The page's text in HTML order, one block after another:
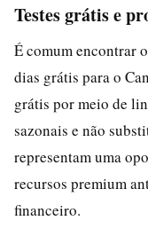
Testes grátis e
É comum encontrar
dias grátis para o
grátis por meio de
sazonais e não
representam uma
recursos premium
financeiro.